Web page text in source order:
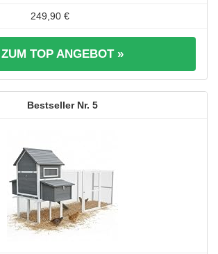
249,90 €
ZUM TOP ANGEBOT »
5